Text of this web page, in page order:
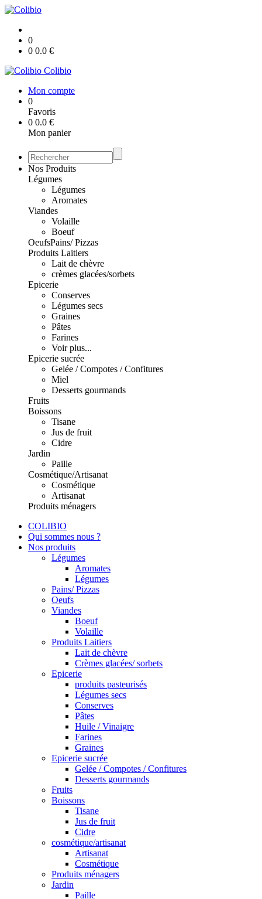
0
0 0.0 €
Colibio
Mon compte
0
Favoris
0 0.0 €
Mon panier
Nos Produits
Légumes
Légumes
Aromates
Viandes
Volaille
Boeuf
OeufsPains/ Pizzas
Produits Laitiers
Lait de chèvre
crèmes glacées/sorbets
Epicerie
Conserves
Légumes secs
Graines
Pâtes
Farines
Voir plus...
Epicerie sucrée
Gelée / Compotes / Confitures
Miel
Desserts gourmands
Fruits
Boissons
Tisane
Jus de fruit
Cidre
Jardin
Paille
Cosmétique/Artisanat
Cosmétique
Artisanat
Produits ménagers
COLIBIO
Qui sommes nous ?
Nos produits
Légumes
Aromates
Légumes
Pains/ Pizzas
Oeufs
Viandes
Boeuf
Volaille
Produits Laitiers
Lait de chèvre
Crèmes glacées/ sorbets
Epicerie
produits pasteurisés
Légumes secs
Conserves
Pâtes
Huile / Vinaigre
Farines
Graines
Epicerie sucrée
Gelée / Compotes / Confitures
Desserts gourmands
Fruits
Boissons
Tisane
Jus de fruit
Cidre
cosmétique/artisanat
Artisanat
Cosmétique
Produits ménagers
Jardin
Paille